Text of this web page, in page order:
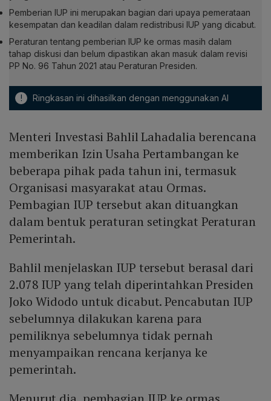
Pemberian IUP ini merupakan bagian dari upaya pemerataan
kesempatan dan keadilan dalam redistribusi IUP yang dicabut.
Peraturan tentang pemberian IUP ke ormas masih dalam
tahap diskusi dan belum dipastikan akan masuk dalam revisi
PP No. 96 Tahun 2021 atau Peraturan Presiden.
! Ringkasan ini dihasilkan dengan menggunakan AI
Menteri Investasi Bahlil Lahadalia berencana
memberikan Izin Usaha Pertambangan ke
beberapa pihak pada tahun ini, termasuk
Organisasi masyarakat atau Ormas.
Pembagian IUP tersebut akan dituangkan
dalam bentuk peraturan setingkat Peraturan
Pemerintah.
Bahlil menjelaskan IUP tersebut berasal dari
2.078 IUP yang telah diperintahkan Presiden
Joko Widodo untuk dicabut. Pencabutan IUP
sebelumnya dilakukan karena para
pemiliknya sebelumnya tidak pernah
menyampaikan rencana kerjanya ke
pemerintah.